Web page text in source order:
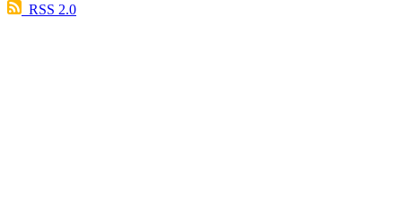
RSS 2.0